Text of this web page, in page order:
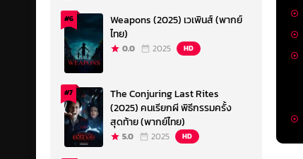
#6
Weapons (2025) เวเพินส์ (พากย์
ไทย)
0.0 2025 HD
#7
The Conjuring Last Rites
(2025) คนเรียกผี พิธีกรรมครั้ง
สุดท้าย (พากย์ไทย)
5.0 2025 HD